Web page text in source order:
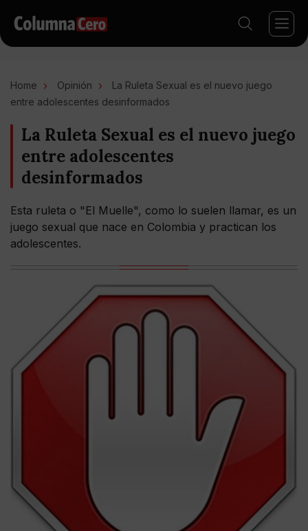
Home Opinión
La Ruleta Sexual es el nuevo juego
entre adolescentes desinformados
La Ruleta Sexual es el nuevo juego
entre adolescentes
desinformados
Esta ruleta o "El Muelle", como lo suelen llamar, es un
juego sexual que nace en Colombia y practican los
adolescentes.